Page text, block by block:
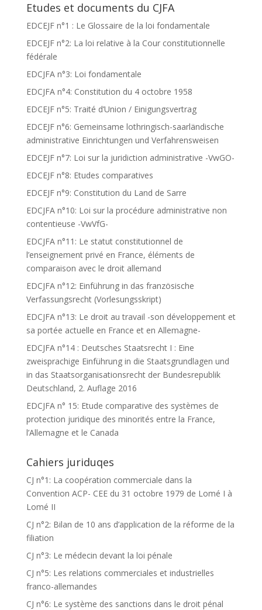
Etudes et documents du CJFA
EDCEJF n°1 : Le Glossaire de la loi fondamentale
EDCEJF n°2: La loi relative à la Cour constitutionnelle
fédérale
EDCJFA n°3: Loi fondamentale
EDCJFA n°4: Constitution du 4 octobre 1958
EDCEJF n°5: Traité d’Union / Einigungsvertrag
EDCEJF n°6: Gemeinsame lothringisch-saarländische
administrative Einrichtungen und Verfahrensweisen
EDCEJF n°7: Loi sur la juridiction administrative -VwGO-
EDCEJF n°8: Etudes comparatives
EDCEJF n°9: Constitution du Land de Sarre
EDCJFA n°10: Loi sur la procédure administrative non
contentieuse -VwVfG-
EDCJFA n°11: Le statut constitutionnel de
l’enseignement privé en France, éléments de
comparaison avec le droit allemand
EDCJFA n°12: Einführung in das französische
Verfassungsrecht (Vorlesungsskript)
EDCJFA n°13: Le droit au travail -son développement et
sa portée actuelle en France et en Allemagne-
EDCJFA n°14 : Deutsches Staatsrecht I : Eine
zweisprachige Einführung in die Staatsgrundlagen und
in das Staatsorganisationsrecht der Bundesrepublik
Deutschland, 2. Auflage 2016
EDCJFA n° 15: Etude comparative des systèmes de
protection juridique des minorités entre la France,
l’Allemagne et le Canada
Cahiers juriduqes
CJ n°1: La coopération commerciale dans la
Convention ACP- CEE du 31 octobre 1979 de Lomé I à
Lomé II
CJ n°2: Bilan de 10 ans d’application de la réforme de la
filiation
CJ n°3: Le médecin devant la loi pénale
CJ n°5: Les relations commerciales et industrielles
franco-allemandes
CJ n°6: Le système des sanctions dans le droit pénal